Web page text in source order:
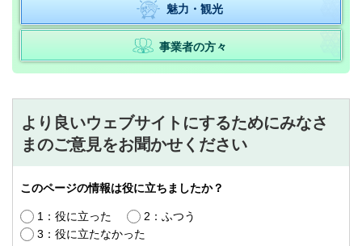
魅力・観光
事業者の方々
より良いウェブサイトにするためにみなさ
まのご意見をお聞かせください
このページの情報は役に立ちましたか？
1：役に立った
2：ふつう
3：役に立たなかった